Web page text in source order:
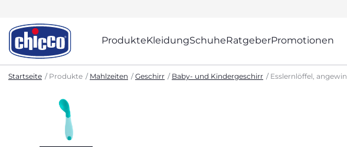
ProdukteKleidungSchuheRatgeberPromotionen
Startseite Produkte Mahlzeiten Geschirr Baby- und Kindergeschirr Esslernlöffel,